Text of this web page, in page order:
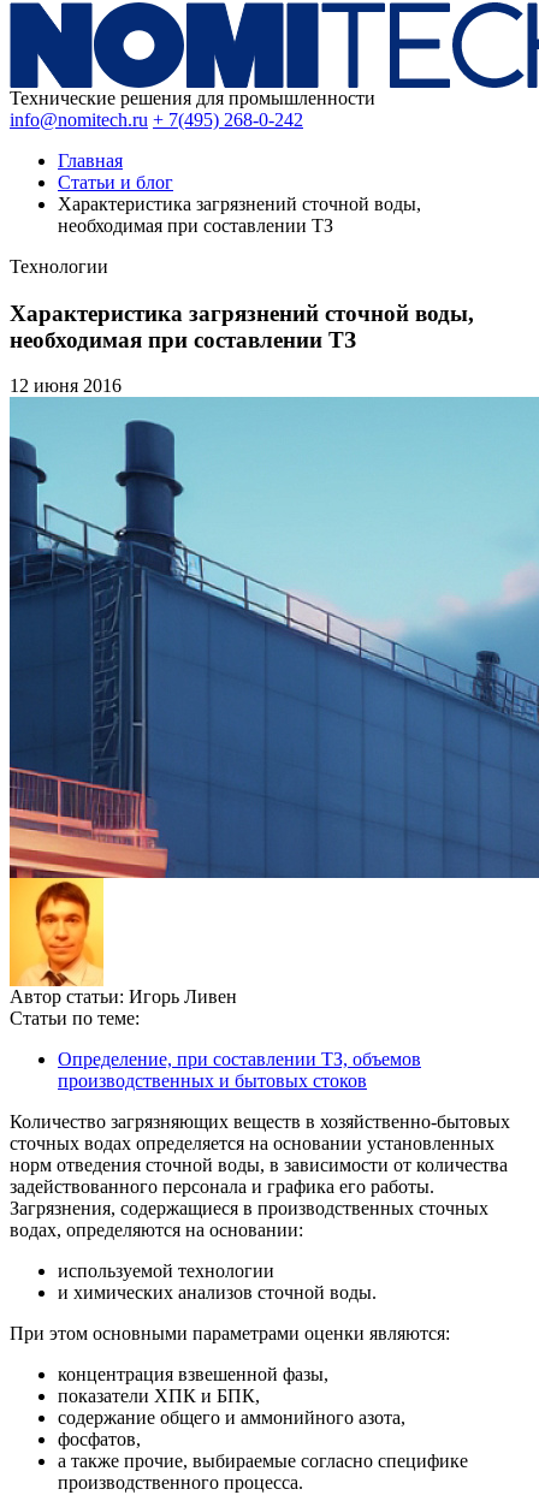
Технические решения для промышленности
info@nomitech.ru + 7(495) 268-0-242
Главная
Статьи и блог
Характеристика загрязнений сточной воды,
необходимая при составлении ТЗ
Технологии
Характеристика загрязнений сточной воды,
необходимая при составлении ТЗ
12 июня 2016
Автор статьи: Игорь Ливен
Статьи по теме:
Определение, при составлении ТЗ, объемов
производственных и бытовых стоков
Количество загрязняющих веществ в хозяйственно-бытовых
сточных водах определяется на основании установленных
норм отведения сточной воды, в зависимости от количества
задействованного персонала и графика его работы.
Загрязнения, содержащиеся в производственных сточных
водах, определяются на основании:
используемой технологии
и химических анализов сточной воды.
При этом основными параметрами оценки являются:
концентрация взвешенной фазы,
показатели ХПК и БПК,
содержание общего и аммонийного азота,
фосфатов,
а также прочие, выбираемые согласно специфике
производственного процесса.